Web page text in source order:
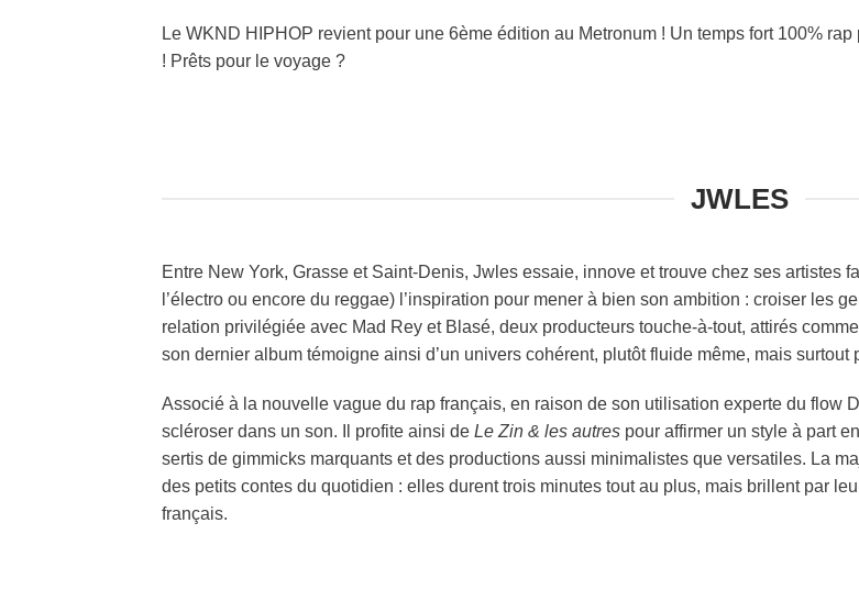
Le WKND HIPHOP revient pour une 6ème édition au Metronum ! Un temps fort 100%
! Prêts pour le voyage ?
JWLES
Entre New York, Grasse et Saint-Denis, Jwles essaie, innove et trouve chez ses artistes
l’électro ou encore du reggae) l’inspiration pour mener à bien son ambition : croiser les
relation privilégiée avec Mad Rey et Blasé, deux producteurs touche-à-tout, attirés
son dernier album témoigne ainsi d’un univers cohérent, plutôt fluide même, mais surtout
Associé à la nouvelle vague du rap français, en raison de son utilisation experte du flow
scléroser dans un son.
Il profite ainsi de Le Zin & les autres pour affirmer un style à part
sertis de gimmicks marquants et des productions aussi minimalistes que versatiles. La
des petits contes du quotidien : elles durent trois minutes tout au plus, mais brillent par
français.